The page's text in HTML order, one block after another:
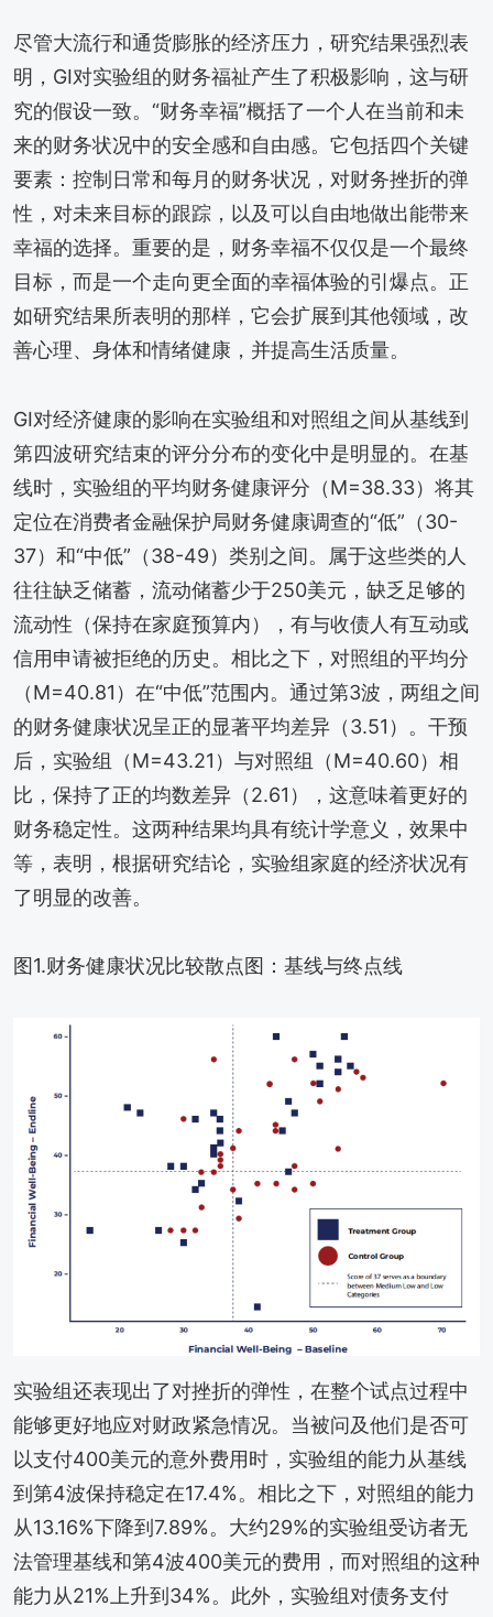
尽管大流行和通货膨胀的经济压力，研究结果强烈表
明，GI对实验组的财务福祉产生了积极影响，这与研
究的假设一致。“财务幸福”概括了一个人在当前和未
来的财务状况中的安全感和自由感。它包括四个关键
要素：控制日常和每月的财务状况，对财务挫折的弹
性，对未来目标的跟踪，以及可以自由地做出能带来
幸福的选择。重要的是，财务幸福不仅仅是一个最终
目标，而是一个走向更全面的幸福体验的引爆点。正
如研究结果所表明的那样，它会扩展到其他领域，改
善心理、身体和情绪健康，并提高生活质量。
GI对经济健康的影响在实验组和对照组之间从基线到
第四波研究结束的评分分布的变化中是明显的。在基
线时，实验组的平均财务健康评分（M=38.33）将其
定位在消费者金融保护局财务健康调查的“低”（30-
37）和“中低”（38-49）类别之间。属于这些类的人
往往缺乏储蓄，流动储蓄少于250美元，缺乏足够的
流动性（保持在家庭预算内），有与收债人有互动或
信用申请被拒绝的历史。相比之下，对照组的平均分
（M=40.81）在“中低”范围内。通过第3波，两组之间
的财务健康状况呈正的显著平均差异（3.51）。干预
后，实验组（M=43.21）与对照组（M=40.60）相
比，保持了正的均数差异（2.61），这意味着更好的
财务稳定性。这两种结果均具有统计学意义，效果中
等，表明，根据研究结论，实验组家庭的经济状况有
了明显的改善。
图1.财务健康状况比较散点图：基线与终点线
实验组还表现出了对挫折的弹性，在整个试点过程中
能够更好地应对财政紧急情况。当被问及他们是否可
以支付400美元的意外费用时，实验组的能力从基线
到第4波保持稳定在17.4%。相比之下，对照组的能力
从13.16%下降到7.89%。大约29%的实验组受访者无
法管理基线和第4波400美元的费用，而对照组的这种
能力从21%上升到34%。此外，实验组对债务支付